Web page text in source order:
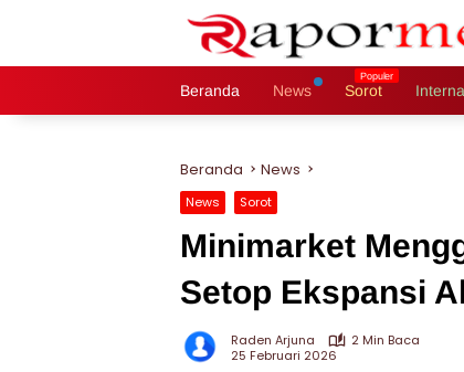
Beranda News Sorot
Beranda News
News Sorot
Minimarket
Setop Ekspansi
Raden Arjuna
2 Min Baca
25 Februari 2026